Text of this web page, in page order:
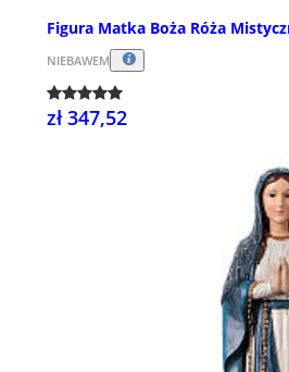
Figura Matka Boża Róża
NIEBAWEM
zł 347,52